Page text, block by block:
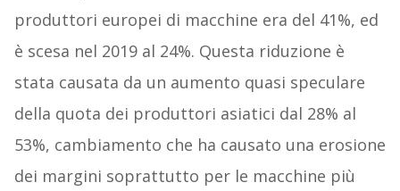
produttori europei di macchine era del 41%, ed
è scesa nel 2019 al 24%. Questa riduzione è
stata causata da un aumento quasi speculare
della quota dei produttori asiatici dal 28% al
53%, cambiamento che ha causato una erosione
dei margini soprattutto per le macchine più